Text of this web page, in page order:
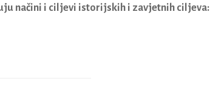
načini i ciljevi istorijskih i zavjetnih ciljeva: